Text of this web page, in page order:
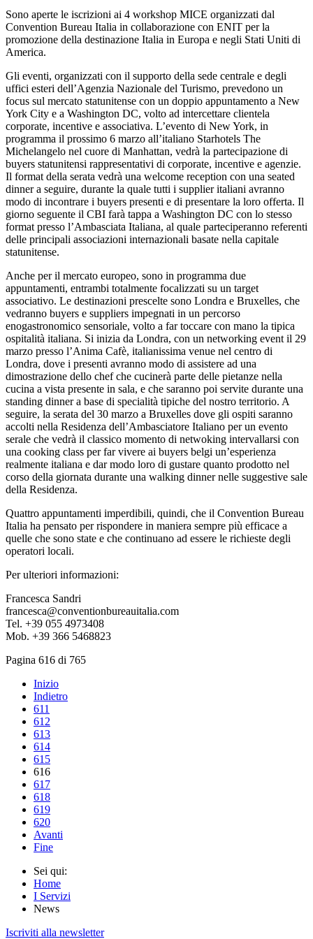
Sono aperte le iscrizioni ai 4 workshop MICE organizzati dal
Convention Bureau Italia in collaborazione con ENIT per la
promozione della destinazione Italia in Europa e negli Stati Uniti di
America.
Gli eventi, organizzati con il supporto della sede centrale e degli
uffici esteri dell’Agenzia Nazionale del Turismo, prevedono un
focus sul mercato statunitense con un doppio appuntamento a New
York City e a Washington DC, volto ad intercettare clientela
corporate, incentive e associativa. L’evento di New York, in
programma il prossimo 6 marzo all’italiano Starhotels The
Michelangelo nel cuore di Manhattan, vedrà la partecipazione di
buyers statunitensi rappresentativi di corporate, incentive e agenzie.
Il format della serata vedrà una welcome reception con una seated
dinner a seguire, durante la quale tutti i supplier italiani avranno
modo di incontrare i buyers presenti e di presentare la loro offerta. Il
giorno seguente il CBI farà tappa a Washington DC con lo stesso
format presso l’Ambasciata Italiana, al quale parteciperanno referenti
delle principali associazioni internazionali basate nella capitale
statunitense.
Anche per il mercato europeo, sono in programma due
appuntamenti, entrambi totalmente focalizzati su un target
associativo. Le destinazioni prescelte sono Londra e Bruxelles, che
vedranno buyers e suppliers impegnati in un percorso
enogastronomico sensoriale, volto a far toccare con mano la tipica
ospitalità italiana. Si inizia da Londra, con un networking event il 29
marzo presso l’Anima Cafè, italianissima venue nel centro di
Londra, dove i presenti avranno modo di assistere ad una
dimostrazione dello chef che cucinerà parte delle pietanze nella
cucina a vista presente in sala, e che saranno poi servite durante una
standing dinner a base di specialità tipiche del nostro territorio. A
seguire, la serata del 30 marzo a Bruxelles dove gli ospiti saranno
accolti nella Residenza dell’Ambasciatore Italiano per un evento
serale che vedrà il classico momento di netwoking intervallarsi con
una cooking class per far vivere ai buyers belgi un’esperienza
realmente italiana e dar modo loro di gustare quanto prodotto nel
corso della giornata durante una walking dinner nelle suggestive sale
della Residenza.
Quattro appuntamenti imperdibili, quindi, che il Convention Bureau
Italia ha pensato per rispondere in maniera sempre più efficace a
quelle che sono state e che continuano ad essere le richieste degli
operatori locali.
Per ulteriori informazioni:
Francesca Sandri
francesca@conventionbureauitalia.com
Tel. +39 055 4973408
Mob. +39 366 5468823
Pagina 616 di 765
Inizio
Indietro
611
612
613
614
615
616
617
618
619
620
Avanti
Fine
Sei qui:
Home
I Servizi
News
Iscriviti alla newsletter